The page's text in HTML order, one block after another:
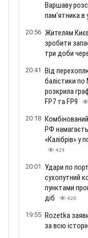
Варшаву
пам'ятника в
20:56 Жителям
зробити
три доби
20:41 Від
балістики по
розкрила
FP7 та FP9
20:18
РФ
«Калібрів» у
429
20:01
Удари по
сухопутний
пунктами
діб
420
19:55 Rozetka
за всю